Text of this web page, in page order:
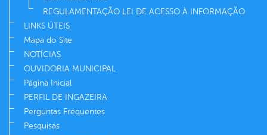
REGULAMENTAÇÃO LEI DE ACESSO À INFORMAÇÃO
LINKS ÚTEIS
Mapa do Site
NOTÍCIAS
OUVIDORIA MUNICIPAL
Página Inicial
PERFIL DE INGAZEIRA
Perguntas Frequentes
Pesquisas